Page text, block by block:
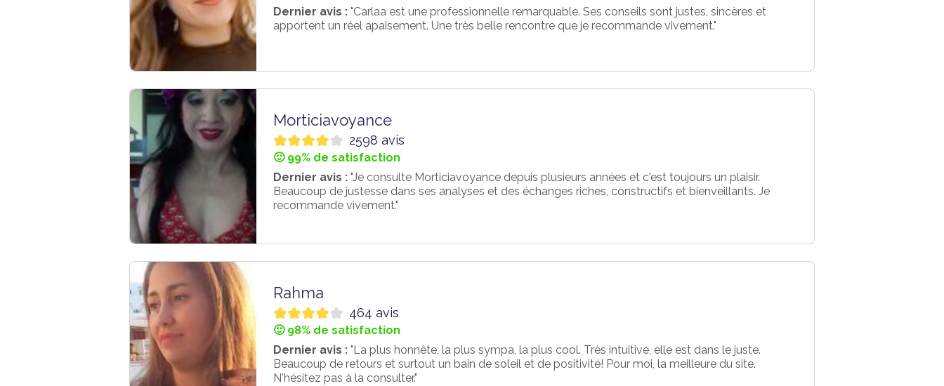
Dernier avis : "Carlaa est une professionnelle remarquable. Ses conseils sont justes, sincères et
apportent un réel apaisement. Une très belle rencontre que je recommande vivement."
Morticiavoyance
2598 avis
🙂 99% de satisfaction
Dernier avis : "Je consulte Morticiavoyance depuis plusieurs années et c'est toujours un plaisir.
Beaucoup de justesse dans ses analyses et des échanges riches, constructifs et bienveillants. Je
recommande vivement."
Rahma
464 avis
🙂 98% de satisfaction
Dernier avis : "La plus honnête, la plus sympa, la plus cool. Très intuitive, elle est dans le juste.
Beaucoup de retours et surtout un bain de soleil et de positivité! Pour moi, la meilleure du site.
N'hésitez pas à la consulter."